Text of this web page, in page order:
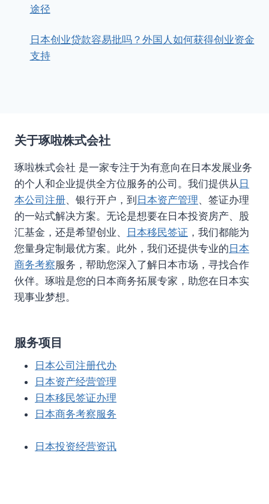
途径
日本创业贷款容易批吗？外国人如何获得创业资金
支持
关于琢啦株式会社
琢啦株式会社 是一家专注于为有意向在日本发展业务
的个人和企业提供全方位服务的公司。我们提供从 日
本公司注册、银行开户，到日本资产管理、签证办理
的一站式解决方案。无论是想要在日本投资房产、股
汇基金，还是希望创业、 日本移民签证 ，我们都能为
您量身定制最优方案。此外，我们还提供专业的日本
商务考察服务，帮助您深入了解日本市场，寻找合作
伙伴。琢啦是您的日本商务拓展专家，助您在日本实
现事业梦想。
服务项目
日本公司注册代办
日本资产经营管理
日本移民签证办理
日本商务考察服务
日本投资经营资讯